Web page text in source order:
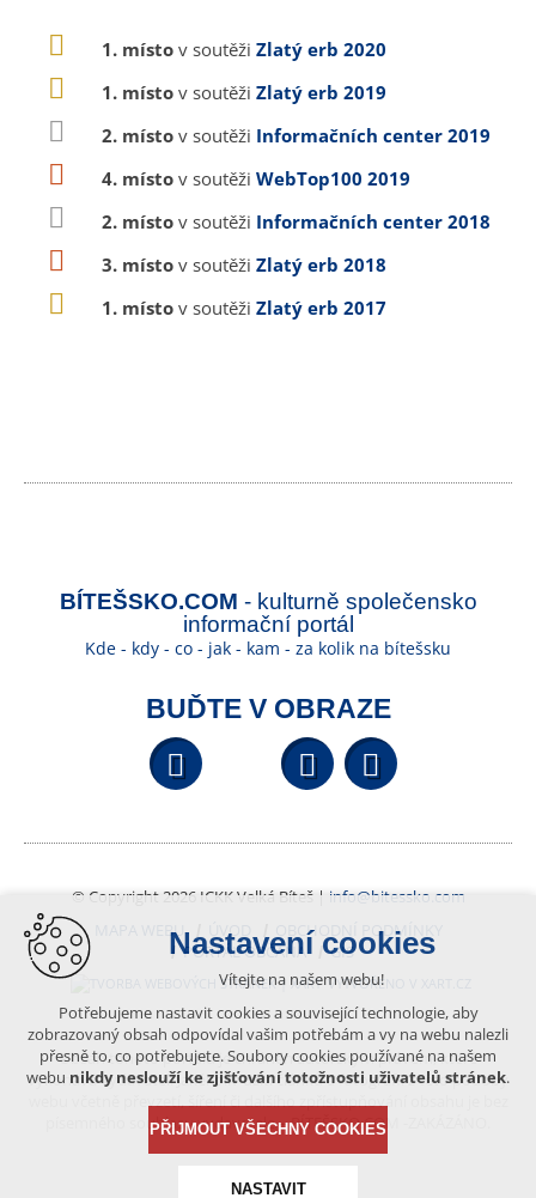
1. místo v soutěži Zlatý erb 2020
1. místo v soutěži Zlatý erb 2019
2. místo v soutěži Informačních center 2019
4. místo v soutěži WebTop100 2019
2. místo v soutěži Informačních center 2018
3. místo v soutěži Zlatý erb 2018
1. místo v soutěži Zlatý erb 2017
BÍTEŠSKO.COM - kulturně společensko
informační portál
Kde - kdy - co - jak - kam - za kolik na bítešsku
BUĎTE V OBRAZE
Facebook YouTube
© Copyright 2026 ICKK Velká Bíteš | info@bitessko.com
MAPA WEBU
ÚVOD
OBCHODNÍ PODMÍNKY
PORTÁL OBČANA
GIS
VYTVOŘENO V XART.CZ
Obsah tohoto portálu je chráněn autorským právem, které
vykonává vydavatel. Jakékoliv užití článků a fotografií z této podoby
písemného souhlasu vydavatele – BÍTEŠSKO.COM -ZAKÁZÁNO.
Nastavení cookies
Vítejte na našem webu!
Potřebujeme nastavit cookies a související technologie, aby
zobrazovaný obsah odpovídal vašim potřebám a vy na webu nalezli
přesně to, co potřebujete. Soubory cookies používané na našem
webu nikdy neslouží ke zjišťování totožnosti uživatelů stránek.
PŘIJMOUT VŠECHNY COOKIES
NASTAVIT